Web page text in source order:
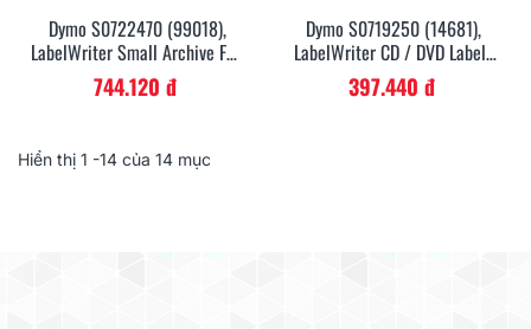
Dymo S0722470 (99018),
LabelWriter Small Archive File
Labels 38mm X 190mm X 110
Labels - Black On White
744.120 đ
Dymo S0719250 (14681),
LabelWriter CD / DVD Labels
57mm X 169 Labels - Black On
White
397.440 đ
Hiển thị 1 -14 của 14 mục